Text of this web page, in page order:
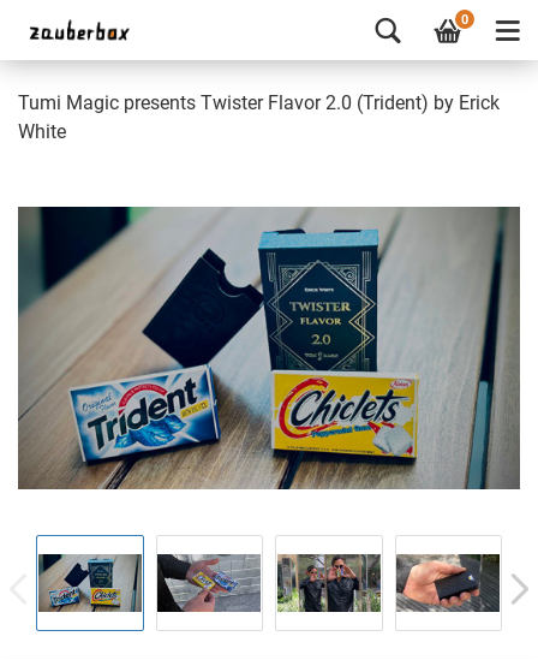
0
Tumi Magic presents Twister Flavor 2.0 (Trident) by Erick
White